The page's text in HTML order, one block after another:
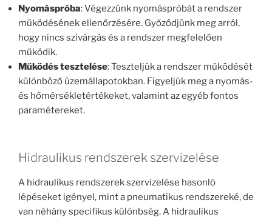
Nyomáspróba: Végezzünk nyomáspróbát a rendszer
működésének ellenőrzésére. Győződjünk meg arról,
hogy nincs szivárgás és a rendszer megfelelően
működik.
Működés tesztelése: Teszteljük a rendszer működését
különböző üzemállapotokban. Figyeljük meg a nyomás-
és hőmérsékletértékeket, valamint az egyéb fontos
paramétereket.
Hidraulikus rendszerek szervizelése
A hidraulikus rendszerek szervizelése hasonló
lépéseket igényel, mint a pneumatikus rendszereké, de
van néhány specifikus különbség. A hidraulikus